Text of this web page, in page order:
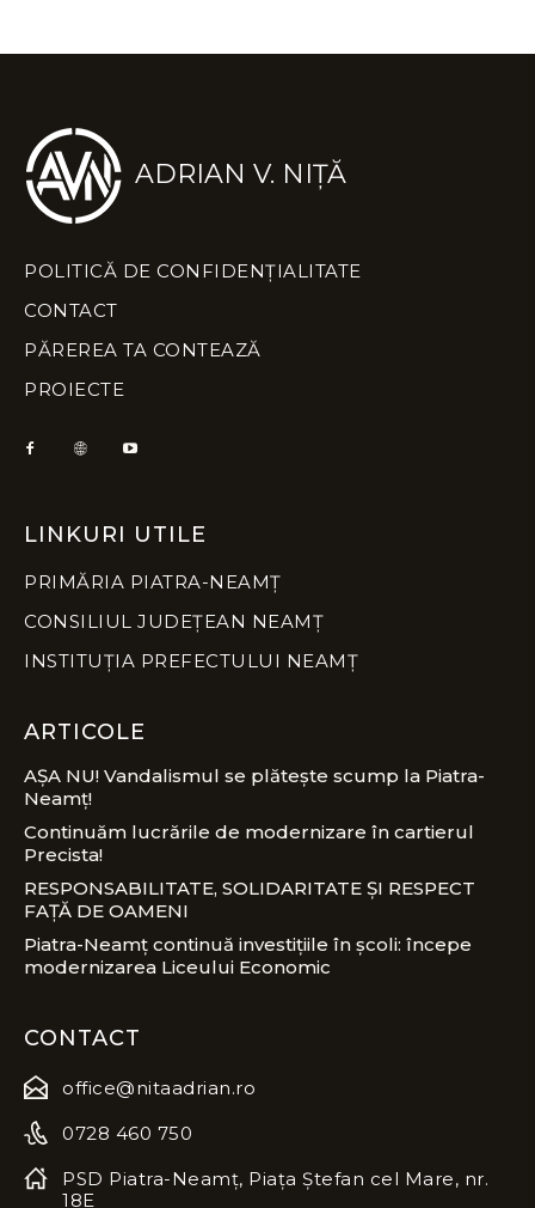
ADRIAN V. NIȚĂ
POLITICĂ DE CONFIDENȚIALITATE
CONTACT
PĂREREA TA CONTEAZĂ
PROIECTE
LINKURI UTILE
PRIMĂRIA PIATRA-NEAMȚ
CONSILIUL JUDEȚEAN NEAMȚ
INSTITUȚIA PREFECTULUI NEAMȚ
ARTICOLE
AȘA NU! Vandalismul se plătește scump la Piatra-
Neamț!
Continuăm lucrările de modernizare în cartierul
Precista!
RESPONSABILITATE, SOLIDARITATE ȘI RESPECT
FAȚĂ DE OAMENI
Piatra-Neamț continuă investițiile în școli: începe
modernizarea Liceului Economic
CONTACT
office@nitaadrian.ro
0728 460 750
PSD Piatra-Neamț, Piața Ștefan cel Mare, nr.
18E